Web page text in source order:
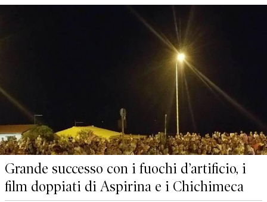
Grande successo con i fuochi d’artificio, i
film doppiati di Aspirina e i Chichimeca